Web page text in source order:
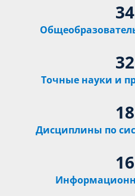
34
32
Точные науки и
18
Дисциплины по
16